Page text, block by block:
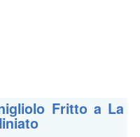
Fritto a La